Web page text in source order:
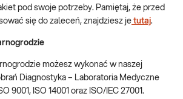
pod swoje potrzeby. Pamiętaj, że przed
się do zaleceń, znajdziesz je tutaj.
możesz wykonać w naszej
Diagnostyka – Laboratoria Medyczne
9001, ISO 14001 oraz ISO/IEC 27001.